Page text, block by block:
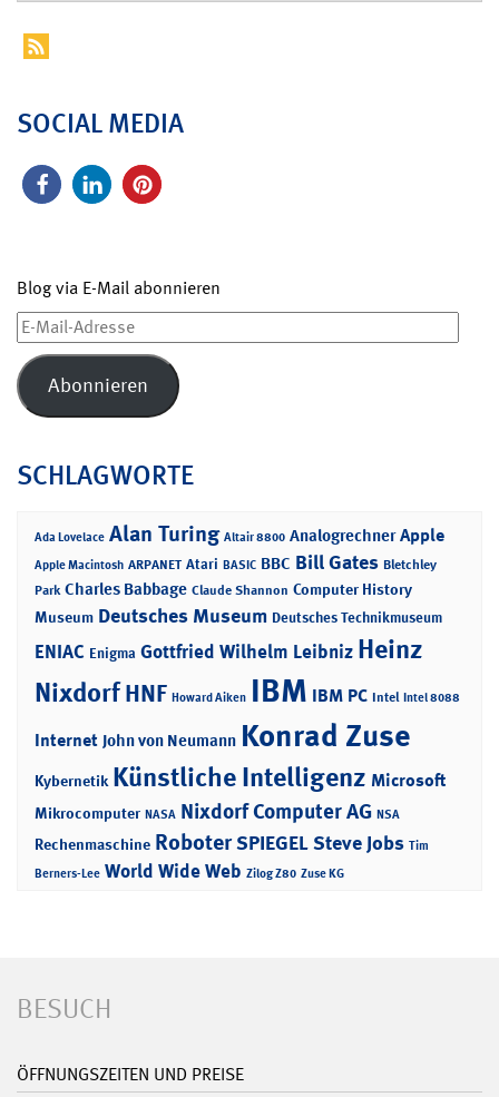
SOCIAL MEDIA
Blog via E-Mail abonnieren
E-
Mail-
Adresse
Abonnieren
SCHLAGWORTE
Ada Lovelace Alan Turing Altair 8800 Analogrechner Apple
Apple Macintosh ARPANET Atari BASIC BBC Bill Gates Bletchley
Park Charles Babbage Claude Shannon Computer History
Museum Deutsches Museum Deutsches Technikmuseum
ENIAC Enigma Gottfried Wilhelm Leibniz Heinz
NixdorfHNF Howard Aiken IBM IBM PC Intel Intel 8088
Internet John von Neumann Konrad Zuse
Kybernetik Künstliche Intelligenz Microsoft
Mikrocomputer NASA Nixdorf Computer AG NSA
Rechenmaschine RoboterSPIEGELSteve Jobs Tim
Berners-Lee World Wide Web Zilog Z80 Zuse KG
BESUCH
ÖFFNUNGSZEITEN UND PREISE